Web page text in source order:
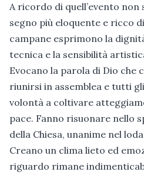
A ricordo di quell’evento non
segno più eloquente e ricco
campane esprimono la
tecnica e la sensibilità
Evocano la parola di Dio che
riunirsi in assemblea e tutti
volontà a coltivare
pace. Fanno risuonare nello
della Chiesa, unanime nel
Creano un clima lieto ed
riguardo rimane